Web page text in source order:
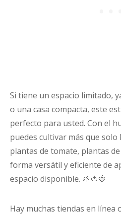
Si tiene un espacio limitado,
o una casa compacta, este
perfecto para usted. Con el
puedes cultivar más que solo
plantas de tomate, plantas
forma versátil y eficiente de
espacio disponible. 🌱🍅🍓
Hay muchas tiendas en línea